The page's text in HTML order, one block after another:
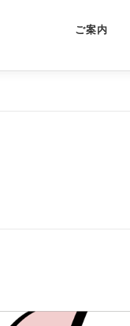
ご案内